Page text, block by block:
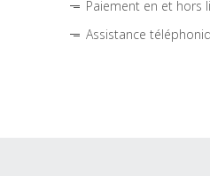
Paiement en et hors
Assistance